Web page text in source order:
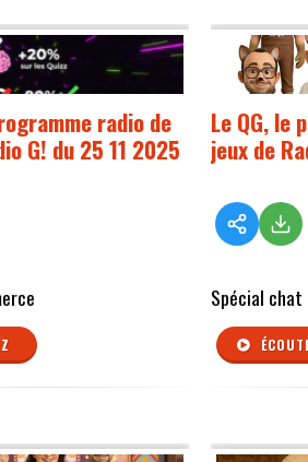
radio de
G! du 25 11 2025
Le QG, le
jeux de
Spécial